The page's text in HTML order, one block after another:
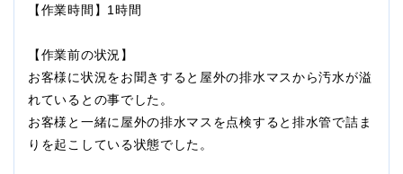
【作業時間】1時間
【作業前の状況】
お客様に状況をお聞きすると屋外の排水マスから汚水が溢
れているとの事でした。
お客様と一緒に屋外の排水マスを点検すると排水管で詰ま
りを起こしている状態でした。